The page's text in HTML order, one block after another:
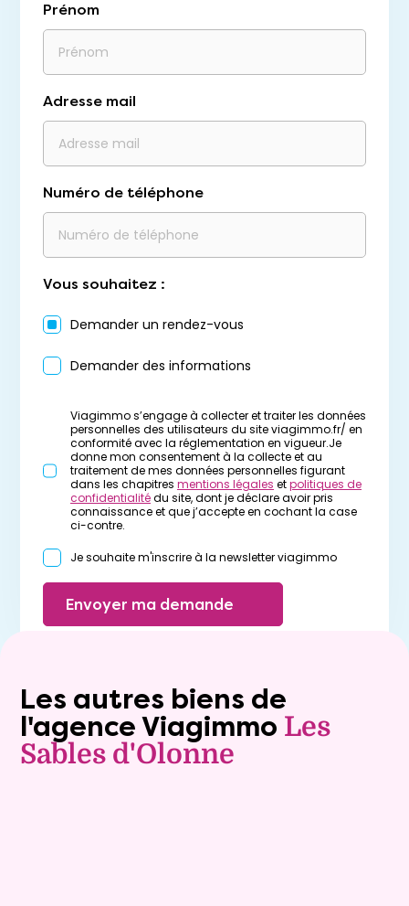
Prénom
Adresse mail
Numéro de téléphone
Vous souhaitez :
Demander un rendez-vous
Demander des informations
Viagimmo s’engage à collecter et traiter les données
personnelles des utilisateurs du site viagimmo.fr/ en
conformité avec la réglementation en vigueur.Je
donne mon consentement à la collecte et au
traitement de mes données personnelles figurant
dans les chapitres mentions légales etpolitiques de
confidentialitédu site, dont je déclare avoir pris
connaissance et que j’accepte en cochant la case
ci-contre.
Je souhaite m'inscrire à la newsletter viagimmo
Envoyer ma demande
Les autres biens de
l'agence Viagimmo Les
Sables d'Olonne